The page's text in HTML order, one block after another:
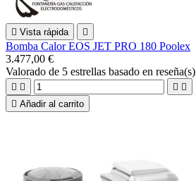
 Vista rápida 
Bomba Calor EOS JET PRO 180 Poolex
3.477,00 €
Valorado de 5 estrellas basado en reseña(s)
   
 Añadir al carrito